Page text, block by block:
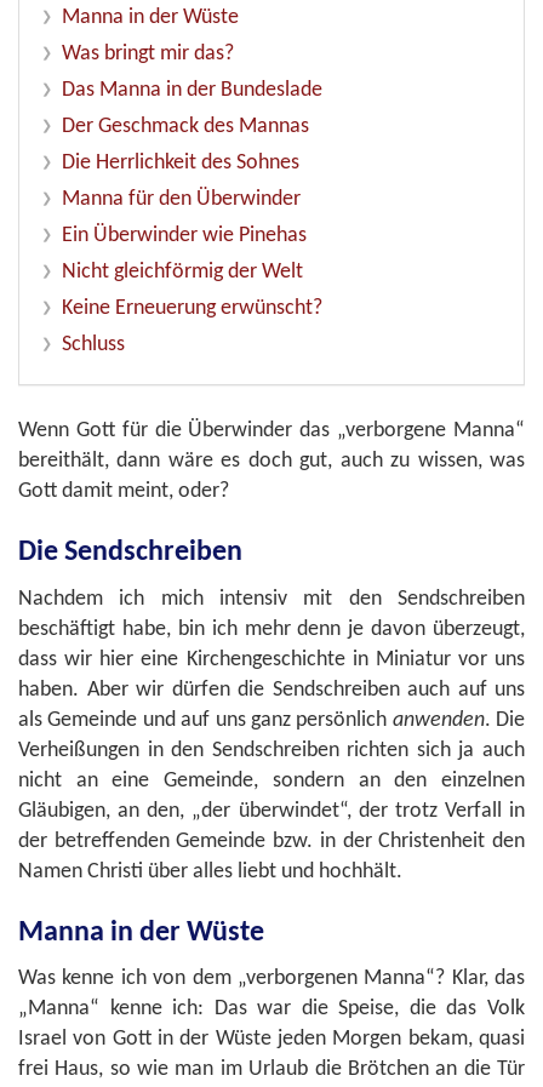
Manna in der Wüste
Was bringt mir das?
Das Manna in der Bundeslade
Der Geschmack des Mannas
Die Herrlichkeit des Sohnes
Manna für den Überwinder
Ein Überwinder wie Pinehas
Nicht gleichförmig der Welt
Keine Erneuerung erwünscht?
Schluss
Wenn Gott für die Überwinder das „verborgene Manna“
bereithält, dann wäre es doch gut, auch zu wissen, was
Gott damit meint, oder?
Die Sendschreiben
Nachdem ich mich intensiv mit den Sendschreiben
beschäftigt habe, bin ich mehr denn je davon überzeugt,
dass wir hier eine Kirchengeschichte in Miniatur vor uns
haben. Aber wir dürfen die Sendschreiben auch auf uns
als Gemeinde und auf uns ganz persönlich anwenden. Die
Verheißungen in den Sendschreiben richten sich ja auch
nicht an eine Gemeinde, sondern an den einzelnen
Gläubigen, an den, „der überwindet“, der trotz Verfall in
der betreffenden Gemeinde bzw. in der Christenheit den
Namen Christi über alles liebt und hochhält.
Manna in der Wüste
Was kenne ich von dem „verborgenen Manna“? Klar, das
„Manna“ kenne ich: Das war die Speise, die das Volk
Israel von Gott in der Wüste jeden Morgen bekam, quasi
frei Haus, so wie man im Urlaub die Brötchen an die Tür